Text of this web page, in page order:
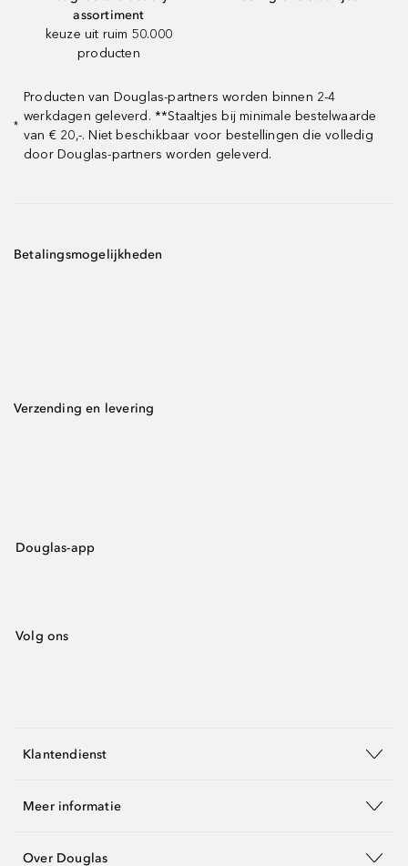
assortiment
keuze uit ruim 50.000
producten
*
Producten van Douglas-partners worden binnen 2-4
werkdagen geleverd. **Staaltjes bij minimale bestelwaarde
van € 20,-. Niet beschikbaar voor bestellingen die volledig
door Douglas-partners worden geleverd.
Betalingsmogelijkheden
Verzending en levering
Douglas-app
Volg ons
Klantendienst
Meer informatie
Over Douglas